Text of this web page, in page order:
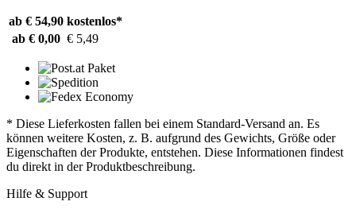
ab € 54,90 kostenlos*
ab € 0,00 € 5,49
* Diese Lieferkosten fallen bei einem Standard-Versand an. Es
können weitere Kosten, z. B. aufgrund des Gewichts, Größe oder
Eigenschaften der Produkte, entstehen. Diese Informationen findest
du direkt in der Produktbeschreibung.
Hilfe & Support